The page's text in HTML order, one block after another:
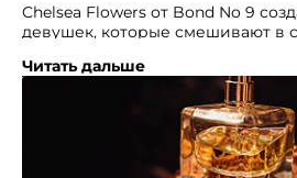
Chelsea Flowers от Bond No 9
девушек, которые смешивают в
Изобилие оттенков в этом
пионов, тюльпанов, гиацинта,
окруженных мускусом,
Читать дальше